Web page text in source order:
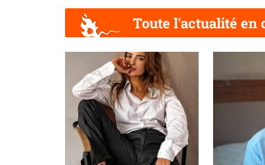
Toute l'actualité en
Précédent